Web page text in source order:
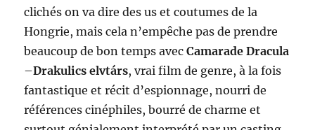
clichés on va dire des us et coutumes de la
Hongrie, mais cela n’empêche pas de prendre
beaucoup de bon temps avecCamarade Dracula
–Drakulics elvtárs, vrai film de genre, à la fois
fantastique et récit d’espionnage, nourri de
références cinéphiles, bourré de charme et